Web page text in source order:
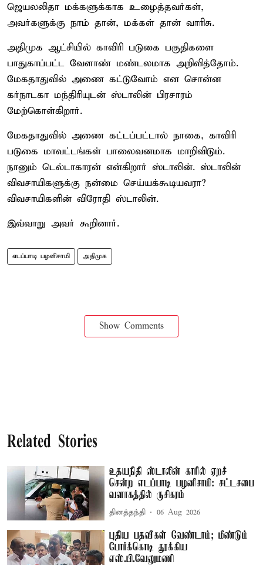
ஜெயலலிதா மக்களுக்காக உழைத்தவர்கள்,
அவர்களுக்கு நாம் தான், மக்கள் தான் வாரிசு.
அதிமுக ஆட்சியில் காவிரி படுகை பகுதிகளை
பாதுகாப்பட்ட வேளாண் மண்டலமாக அறிவித்தோம்.
மேகதாதுவில் அணை கட்டுவோம் என சொன்ன
கர்நாடகா மந்திரியுடன் ஸ்டாலின் பிரசாரம்
மேற்கொள்கிறார்.
மேகதாதுவில் அணை கட்டப்பட்டால் நாகை, காவிரி
படுகை மாவட்டங்கள் பாலைவனமாக மாறிவிடும்.
நானும் டெல்டாகாரன் என்கிறார் ஸ்டாலின். ஸ்டாலின்
விவசாயிகளுக்கு நன்மை செய்யக்கூடியவரா?
விவசாயிகளின் விரோதி ஸ்டாலின்.
இவ்வாறு அவர் கூறினார்.
எடப்பாடி பழனிசாமி அதிமுக
Show Comments
Related Stories
உதயநிதி ஸ்டாலின் காரில் ஏறச்
சென்ற எடப்பாடி பழனிசாமி: சட்டசபை
வளாகத்தில் ருசிகரம்
தினத்தந்தி 06 Aug 2026
புதிய பதவிகள் வேண்டாம்; மீண்டும்
போர்க்கொடி தூக்கிய
எஸ்.பி.வேலுமணி